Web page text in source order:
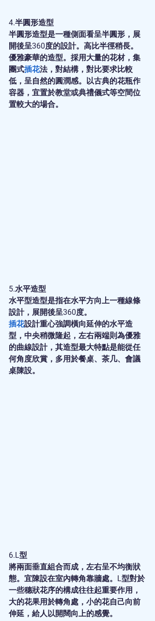
4.半圓形造型
半圓形造型是一種側面看呈半圓形，展
開後呈360度的設計。高比半徑稍長。
優雅豪華的造型。採用大量的花材，集
團式插花法，對結構，對比要求比較
低，呈自然的圓潤感。以古典的花瓶作
容器，宜置於教堂或典禮儀式等空間位
置較大的場合。
5.水平造型
水平型造型是指在水平方向上一種線條
設計，展開後呈360度。
插花設計重心強調橫向延伸的水平造
型，中央稍微隆起，左右兩端則為優雅
的曲線設計，其造型最大特點是能從任
何角度欣賞，多用於餐桌、茶几、會議
桌陳設。
6.L型
將兩面垂直組合而成，左右呈不均衡狀
態。宜陳設在室內轉角靠牆處。L型對於
一些穗狀花序的構成往往起重要作用，
大的花果用於轉角處，小的花自己向前
伸延，給人以開闊向上的感覺。